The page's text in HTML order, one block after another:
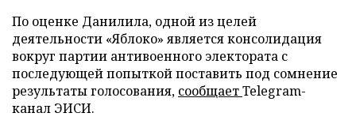
По оценке Данилила, одной из целей
деятельности «Яблоко» является консолидация
вокруг партии антивоенного электората с
последующей попыткой поставить под сомнение
результаты голосования, сообщаетTelegram-
канал ЭИСИ.